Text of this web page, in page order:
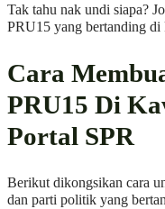
Tak tahu nak undi siapa?
PRU15 yang bertanding di
Cara
PRU15 Di
Portal SPR
Berikut dikongsikan cara
dan parti politik yang